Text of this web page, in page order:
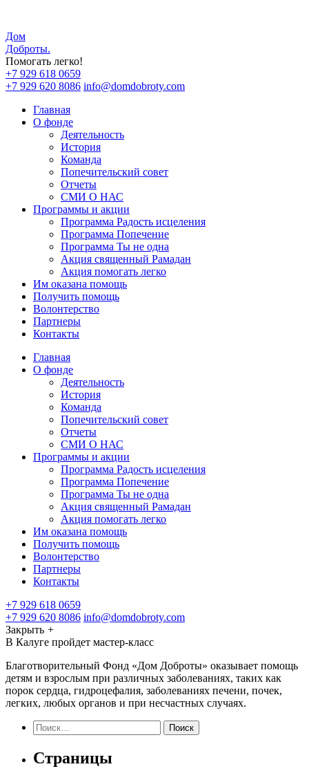
Дом
Доброты.
Помогать легко!
+7 929 618 0659
+7 929 620 8086 info@domdobroty.com
Главная
О фонде
Деятельность
История
Команда
Попечительский совет
Отчеты
СМИ О НАС
Программы и акции
Программа Радость исцеления
Программа Попечение
Программа Ты не одна
Акция священный Рамадан
Акция помогать легко
Им оказана помощь
Получить помощь
Волонтерство
Партнеры
Контакты
Главная
О фонде
Деятельность
История
Команда
Попечительский совет
Отчеты
СМИ О НАС
Программы и акции
Программа Радость исцеления
Программа Попечение
Программа Ты не одна
Акция священный Рамадан
Акция помогать легко
Им оказана помощь
Получить помощь
Волонтерство
Партнеры
Контакты
+7 929 618 0659
+7 929 620 8086 info@domdobroty.com
Закрыть +
В Калуге пройдет мастер-класс
Благотворительный Фонд «Дом Доброты» оказывает помощь
детям и взрослым при различных заболеваниях, таких как
порок сердца, гидроцефалия, заболеваниях печени, почек,
легких, любых органов и при несчастных случаях.
Найти:
Страницы